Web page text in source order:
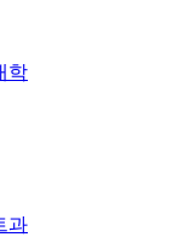
학
과